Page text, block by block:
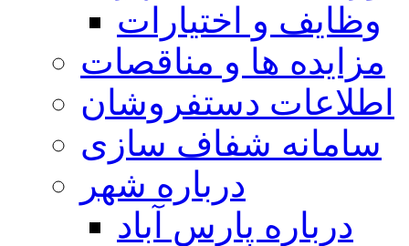
وظایف و اختیارات
مزایده ها و مناقصات
اطلاعات دستفروشان
سامانه شفاف سازی
درباره شهر
درباره پارس آباد